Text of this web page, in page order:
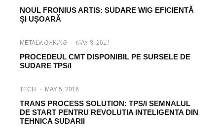
NOUL FRONIUS ARTIS: SUDARE WIG EFICIENTĂ
ȘI UȘOARĂ
PAS CU PAS, PÂNĂ LA CALITATEA
METALWORKING · MAY 8, 2017
PROCEDEUL CMT DISPONIBIL PE SURSELE DE
SUDARE TPS/I
TECH · MAY 5, 2016
TRANS PROCESS SOLUTION: TPS/I SEMNALUL
DE START PENTRU REVOLUTIA INTELIGENTA DIN
TEHNICA SUDARII